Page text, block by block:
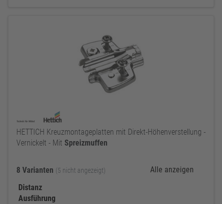
HETTICH Kreuzmontageplatten mit Direkt-Höhenverstellung -
Vernickelt - Mit Spreizmuffen
8 Varianten (5 nicht angezeigt)
Alle anzeigen
Distanz
Ausführung